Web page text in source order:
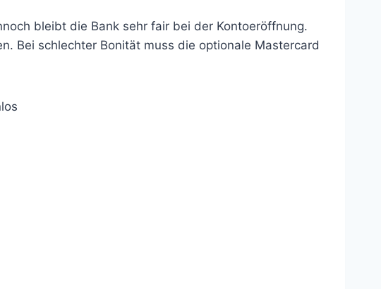
bleibt die Bank sehr fair bei der Kontoeröffnung.
Bei schlechter Bonität muss die optionale Mastercard